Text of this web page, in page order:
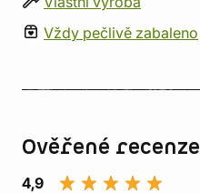
Vždy pečlivě zabaleno
Ověřené recenze
4,9